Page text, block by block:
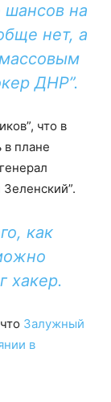
шансов на
нет, а
ДНР”.
что в
в плане
как
хакер.
Залужный
в